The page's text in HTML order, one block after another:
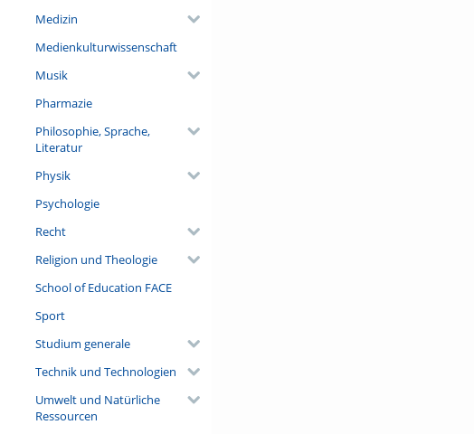
Medizin
Medienkulturwissenschaft
Musik
Pharmazie
Philosophie, Sprache,
Literatur
Physik
Psychologie
Recht
Religion und Theologie
School of Education FACE
Sport
Studium generale
Technik und Technologien
Umwelt und Natürliche
Ressourcen